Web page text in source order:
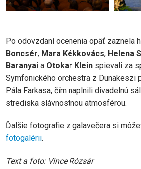
Po odovzdaní ocenenia opäť zaznela
Boncsér, Mara Kékkovács, Helena
Baranyai a Otokar Klein spievali za
Symfonického orchestra z Dunakeszi
Pála Farkasa, čím naplnili divadelnú
strediska slávnostnou atmosférou.
Ďalšie fotografie z galavečera si
fotogalérii.
Text a foto: Vince Rózsár